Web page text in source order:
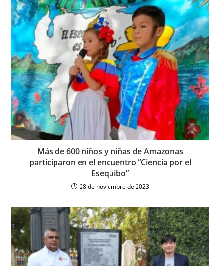
Más de 600 niños y niñas de Amazonas
participaron en el encuentro “Ciencia por el
Esequibo”
28 de noviembre de 2023